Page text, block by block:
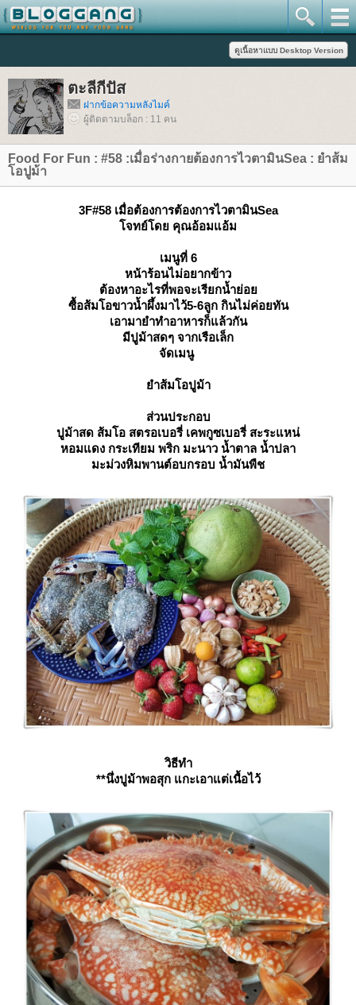
ตะลีกีปัส
ฝากข้อความหลังไมค์
ผู้ติดตามบล็อก : 11 คน
Food For Fun : #58 :เมื่อร่างกายต้องการไวตามินSea : ยำส้ม
อปูม้า
3F#58 เมื่อต้องการต้องการไวตามินSea
จทย์โด คุณอ้อมแอ้ม
เมนูที่ 6
หน้าร้อนไม่อยากข้าว
ต้องหาอะไรที่พอจะเรียกน้ำย่อ
ซื้อส้มโอขาวน้ำผึ้งมาไว้5-6ลูก กินไม่ค่อยทัน
เอามายำทำอาหารก็แล้วกัน
มีปูม้าสดๆ จากเรือเล็ก
จัดเมนู
ำส้มโอปูม้า
ส่วนประกอบ
ปูม้าสด ส้มโอ สตรอเบอรี่ เคพกูซเบอรี่ สะระแหน่
หอมแดง กระเทียม พริก มะนาว น้ำตาล น้ำปลา
มะม่วงหิมพานต์อบกรอบ น้ำมันพืช
วิธีทำ
**นึ่งปูม้าพอสุก แกะเอาแต่เนื้อไว้